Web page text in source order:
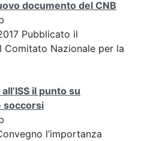
documento del CNB
Pubblicato il
Comitato Nazionale per la
il punto su
soccorsi
l’importanza